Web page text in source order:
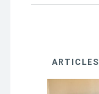
ARTICLES